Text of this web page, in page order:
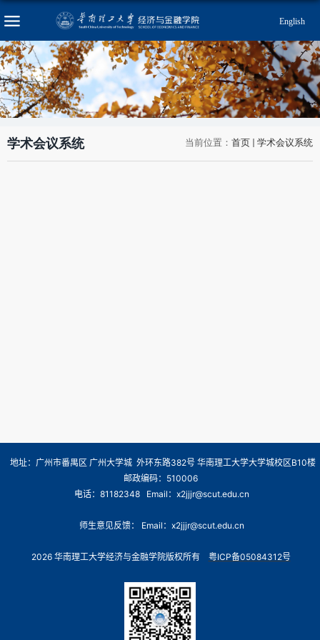
English
当前位置： 首页 学术会议系统
学术会议系统
地址：广州市番禺区 广州大学城 外环东路382号 华南理工大学大学城校区B10楼
邮政编码：510006
电话：81182348 Email：x2jjjr@scut.edu.cn
师生意见反馈： Email：x2jjjr@scut.edu.cn
2026 华南理工大学经济与金融学院版权所有 粤ICP备05084312号